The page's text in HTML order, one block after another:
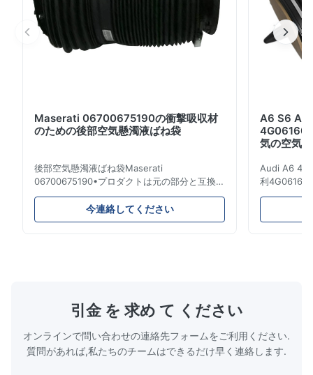
ビスは提供し...
Maserati 06700675190の衝撃吸収材
のための後部空気懸濁液ばね袋
後部空気懸濁液ばね袋Maserati
06700675190•プロダクトは元の部分と互換性
がある100%です。 プロダクト: 空気ばね及び
エアー バッグ OEM NO: 06700675190 モデ
ルNO: 06700675190 位置: 後部 プロダクト状
プロダクトおよび良い状態で包装を保障するた
めに郵送物の前にプロダクトを再確認して下さ
今連絡してください
A6 S6 A7
気の空気
Audi A6 4G
利
のためのエ
のばね/エア
引金 を 求め て ください
オンラインで問い合わせの連絡先フォームをご利用ください.
質問があれば,私たちのチームはできるだけ早く連絡します.